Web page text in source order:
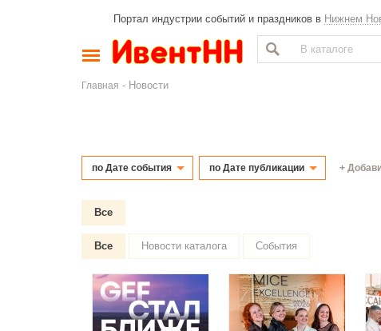
Портал индустрии событий и праздников в Нижнем
Главная - Новости
по Дате события по Дате публикации +
Все
Все Новости каталога События